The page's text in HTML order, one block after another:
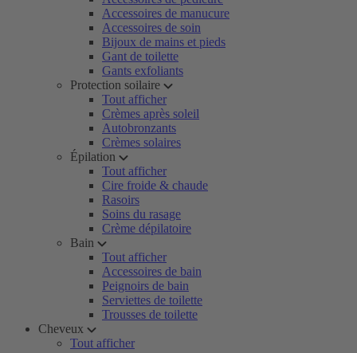
Accessoires de manucure
Accessoires de soin
Bijoux de mains et pieds
Gant de toilette
Gants exfoliants
Protection soilaire
Tout afficher
Crèmes après soleil
Autobronzants
Crèmes solaires
Épilation
Tout afficher
Cire froide & chaude
Rasoirs
Soins du rasage
Crème dépilatoire
Bain
Tout afficher
Accessoires de bain
Peignoirs de bain
Serviettes de toilette
Trousses de toilette
Cheveux
Tout afficher